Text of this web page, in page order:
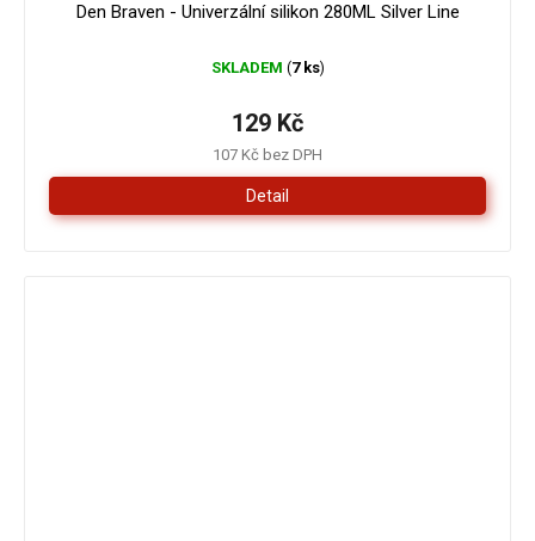
Den Braven - Univerzální silikon 280ML Silver Line
SKLADEM (7 ks)
107 Kč bez DPH
129 Kč
Detail